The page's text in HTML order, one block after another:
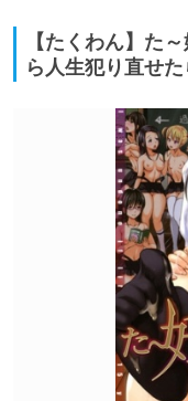
【たくわん】た
ら人生犯り直せ